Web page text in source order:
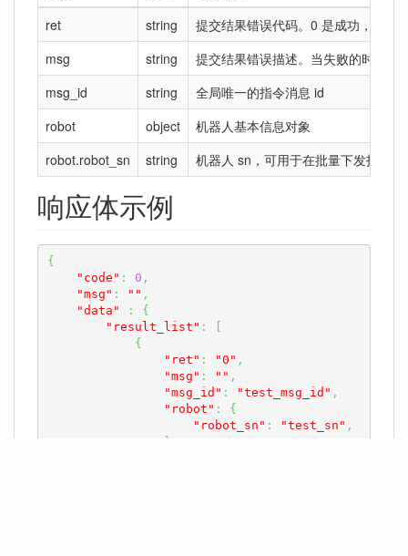
ret
string
提交结果错误代码。0 是成功，非 0
msg
string
提交结果错误描述。当失败的时候会
msg_id
string
全局唯一的指令消息 id
robot
object
机器人基本信息对象
robot.robot_sn
string 机器人 sn，可用于在批量下发指令
响应体示例
{
"code" : 0 ,
"msg" : "" ,
"data"
:
{
"result_list" :
{
"ret" : "0" ,
"msg" : "" ,
"msg_id" : "test_msg_id" ,
"robot" :
{
"robot_sn" : "test_sn" ,
}